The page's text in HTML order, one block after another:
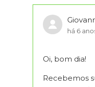
há 6
Oi, bom dia!
Recebemos